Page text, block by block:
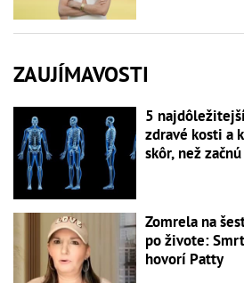
ZAUJÍMAVOSTI
5
zdravé kosti a
skôr, než
Zomrela na
po živote:
hovorí Patty